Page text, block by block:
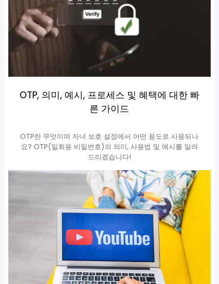
OTP, 의미, 예시, 프로세스 및 혜택에 대한 빠
른 가이드
OTP란 무엇이며 자녀 보호 설정에서 어떤 용도로 사용되나
요? OTP(일회용 비밀번호)의 의미, 사용법 및 예시를 알려
드리겠습니다!